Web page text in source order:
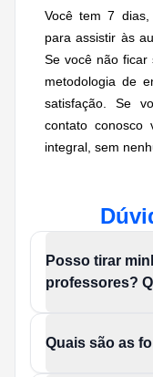
Você tem 7
para assistir às
Se você não ficar
metodologia de
satisfação. Se
contato conosco
integral, sem
Posso tirar
professores?
Quais são as